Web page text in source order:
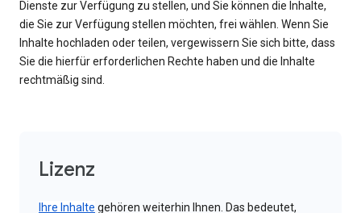
Dienste zur Verfügung zu stellen, und Sie können die Inhalte,
die Sie zur Verfügung stellen möchten, frei wählen. Wenn Sie
Inhalte hochladen oder teilen, vergewissern Sie sich bitte, dass
Sie die hierfür erforderlichen Rechte haben und die Inhalte
rechtmäßig sind.
Lizenz
Ihre Inhalte gehören weiterhin Ihnen. Das bedeutet,